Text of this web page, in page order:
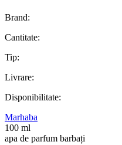
Brand:
Cantitate:
Tip:
Livrare:
Disponibilitate:
Marhaba
100 ml
apa de parfum barbați